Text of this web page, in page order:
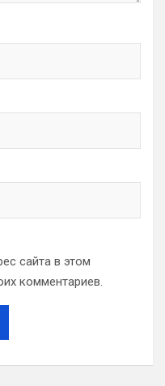
сайта в этом
комментариев.